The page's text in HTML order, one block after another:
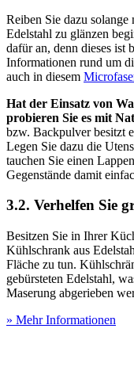
Reiben Sie dazu
Edelstahl zu glänzen
dafür an, denn dieses ist
Informationen rund um
auch in diesem
Hat der Einsatz von
probieren Sie es mit
bzw. Backpulver besitzt
Legen Sie dazu die
tauchen Sie einen
Gegenstände damit
3.2. Verhelfen Sie
Besitzen Sie in Ihrer
Kühlschrank aus
Fläche zu tun.
gebürsteten Edelstahl,
Maserung abgerieben
» Mehr Informationen